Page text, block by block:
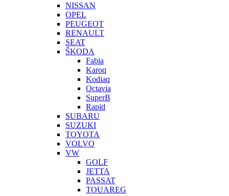
NISSAN
OPEL
PEUGEOT
RENAULT
SEAT
ŠKODA
Fabia
Karoq
Kodiaq
Octavia
SuperB
Rapid
SUBARU
SUZUKI
TOYOTA
VOLVO
VW
GOLF
JETTA
PASSAT
TOUAREG